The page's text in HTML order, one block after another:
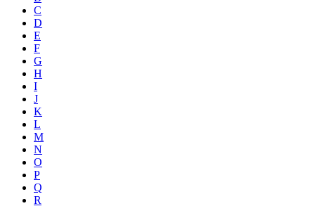
C
D
E
F
G
H
I
J
K
L
M
N
O
P
Q
R